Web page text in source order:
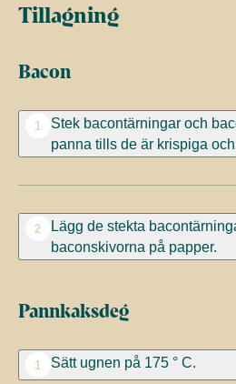
Tillagning
Bacon
1
Stek bacontärningar och
panna tills de är krispiga
2
Lägg de stekta
baconskivorna på papper.
Pannkaksdeg
1 Sätt ugnen på 175 ° C.